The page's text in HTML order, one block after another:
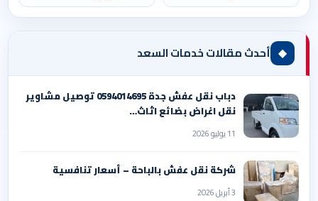
◆ أحدث مقالات خدمات السعد
دباب نقل عفش جدة 0594014695 توصيل مشاوير
نقل اغراض بضائع اثاث…
11 يوليو 2026
شركة نقل عفش بالباحة – أسعار تنافسية
3 أبريل 2026